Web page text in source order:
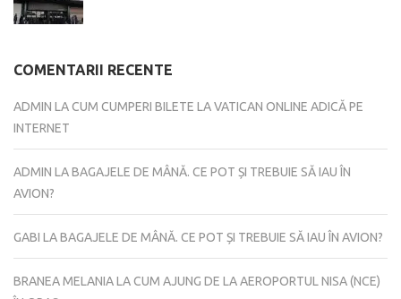
COMENTARII RECENTE
ADMIN LACUM CUMPERI BILETE LA VATICAN ONLINE ADICĂ PE
INTERNET
ADMIN LABAGAJELE DE MÂNĂ. CE POT ȘI TREBUIE SĂ IAU ÎN
AVION?
GABI LABAGAJELE DE MÂNĂ. CE POT ȘI TREBUIE SĂ IAU ÎN AVION?
BRANEA MELANIALACUM AJUNG DE LA AEROPORTUL NISA (NCE)